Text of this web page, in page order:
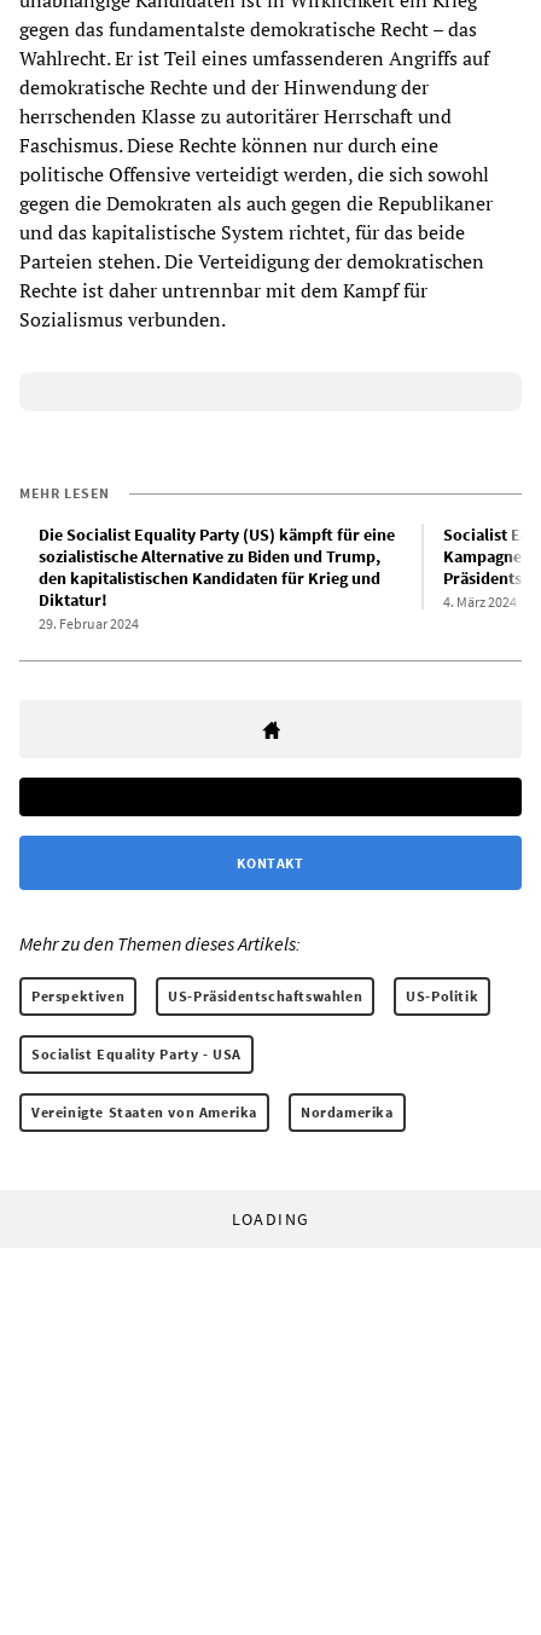
gegen das fundamentalste demokratische Recht – das
Wahlrecht. Er ist Teil eines umfassenderen Angriffs auf
demokratische Rechte und der Hinwendung der
herrschenden Klasse zu autoritärer Herrschaft und
Faschismus. Diese Rechte können nur durch eine
politische Offensive verteidigt werden, die sich sowohl
gegen die Demokraten als auch gegen die Republikaner
und das kapitalistische System richtet, für das beide
Parteien stehen. Die Verteidigung der demokratischen
Rechte ist daher untrennbar mit dem Kampf für
Sozialismus verbunden.
MEHR LESEN
Die Socialist Equality Party (US) kämpft für eine
sozialistische Alternative zu Biden und Trump,
den kapitalistischen Kandidaten für Krieg und
Diktatur!
29. Februar 2024
Socialist
Kampagne
4. März 2024
KONTAKT
Mehr zu den Themen dieses Artikels:
Perspektiven US-Präsidentschaftswahlen US-Politik
Socialist Equality Party - USA
Vereinigte Staaten von Amerika Nordamerika
LOADING